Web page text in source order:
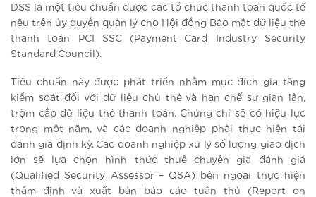
DSS là một tiêu chuẩn được các tổ chức thanh toán quốc tế
nêu trên ủy quyền quản lý cho Hội đồng Bảo mật dữ liệu thẻ
thanh toán PCI SSC (Payment Card Industry Security
Standard Council).
Tiêu chuẩn này được phát triển nhằm mục đích gia tăng
kiểm soát đối với dữ liệu chủ thẻ và hạn chế sự gian lận,
trộm cắp dữ liệu thẻ thanh toán. Chứng chỉ sẽ có hiệu lực
trong một năm, và các doanh nghiệp phải thực hiện tái
đánh giá định kỳ. Các doanh nghiệp xử lý số lượng giao dịch
lớn sẽ lựa chọn hình thức thuê chuyên gia đánh giá
(Qualified Security Assessor – QSA) bên ngoài thực hiện
thẩm định và xuất bản báo cáo tuân thủ (Report on